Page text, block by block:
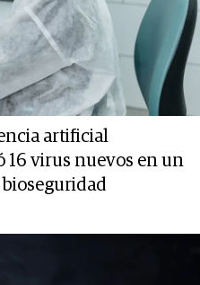
artificial
16 virus nuevos en un